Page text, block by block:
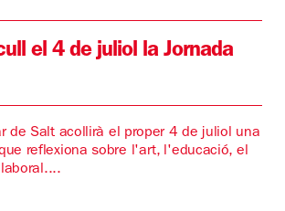
el 4 de juliol la Jornada
de Salt acollirà el proper 4 de juliol una
reflexiona sobre l'art, l'educació, el